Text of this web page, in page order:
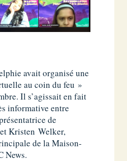
avait organisé une
au coin du feu »
Il s’agissait en fait
informative entre
de
Kristen Welker,
de la Maison-
News.